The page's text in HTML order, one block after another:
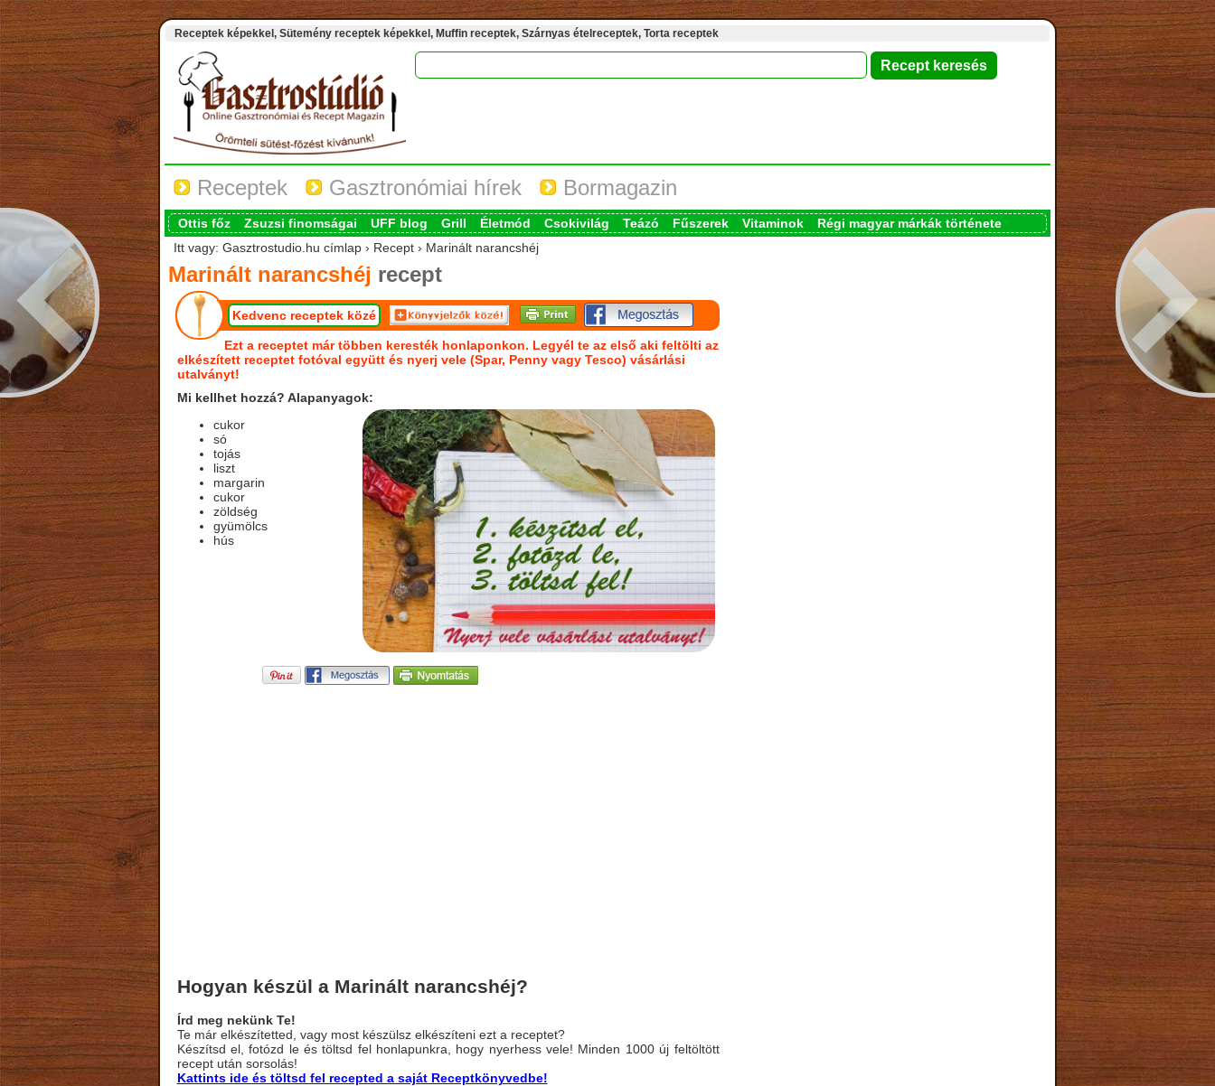
Receptek képekkel, Sütemény receptek képekkel, Muffin receptek, Szárnyas ételreceptek, Torta receptek
Receptek Gasztronómiai hírek Bormagazin
Ottis főz Zsuzsi finomságai UFF blog Grill Életmód Csokivilág Teázó Fűszerek Vitaminok
Régi magyar márkák története
Itt vagy: Gasztrostudio.hu címlap › Recept › Marinált narancshéj
Marinált narancshéj recept
Kedvenc receptek közé
Ezt a receptet már többen keresték honlaponkon. Legyél te az első aki feltölti az
elkészített receptet fotóval együtt és nyerj vele (Spar, Penny vagy Tesco) vásárlási
utalványt!
Mi kellhet hozzá? Alapanyagok:
cukor
só
tojás
liszt
margarin
cukor
zöldség
gyümölcs
hús
Hogyan készül a Marinált narancshéj?
Írd meg nekünk Te!
Te már elkészítetted, vagy most készülsz elkészíteni ezt a receptet?
Készítsd el, fotózd le és töltsd fel honlapunkra, hogy nyerhess vele! Minden 1000 új feltöltött
recept után sorsolás!
Kattints ide és töltsd fel recepted a saját Receptkönyvedbe!